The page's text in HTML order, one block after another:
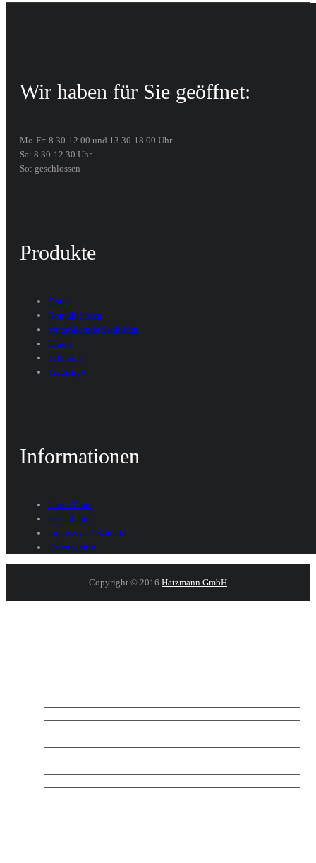
Wir haben für Sie geöffnet:
Mo-Fr: 8.30-12.00 und 13.30-18.00 Uhr
Sa: 8.30-12.30 Uhr
So: geschlossen
Produkte
Optik
Kontaktlinsen
Vergrößernde Sehhilfen
Uhren
Schmuck
Trauringe
Informationen
Unser Team
Geschichte
Impressum / Kontakt
Datenschutz
Copyright © 2016 Hatzmann GmbH